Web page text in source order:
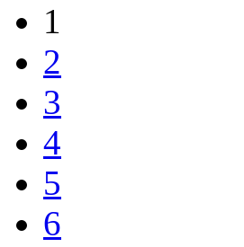
1
2
3
4
5
6